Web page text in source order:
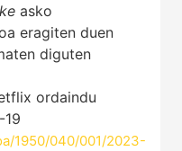
asko
eragiten duen
diguten
ordaindu
1950/040/001/2023-